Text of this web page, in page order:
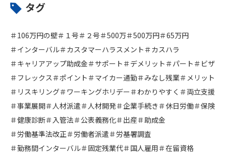
タグ
＃106万円の壁＃１号＃２号＃500万＃500万円＃65万円
＃インターバル＃カスタマーハラスメント ＃カスハラ
＃キャリアアップ助成金＃サポート ＃デメリット ＃パート ＃ビザ
＃フレックス ＃ポイント ＃マイカー通勤＃みなし残業＃メリット
＃リスキリング＃ワーキングホリデー＃わかりやすく ＃両立支援
＃事業展開＃人材派遣＃人材開発＃企業手続き ＃休日労働＃保険
＃健康診断＃入管法＃公表義務化＃出産＃助成金
＃労働基準法改正＃労働者派遣＃労基署調査
＃勤務間インターバル＃固定残業代＃国人雇用＃在留資格